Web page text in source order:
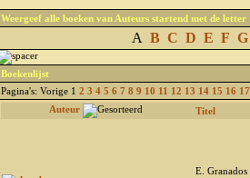
Weergeef alle boeken van Auteurs startend met de letter
A B C D E F G
Boekenlijst
Pagina's: Vorige 1 2 3 4 5 6 7 8 9 10 11 12 13 14 15 16 17
Auteur
Titel
E. Granados